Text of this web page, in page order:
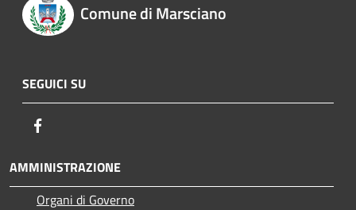
Comune di Marsciano
SEGUICI SU
AMMINISTRAZIONE
Organi di Governo